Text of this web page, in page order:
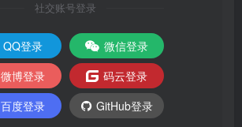
社交账号登录
QQ登录
微信登录
微博登录
码云登录
百度登录
GitHub登录